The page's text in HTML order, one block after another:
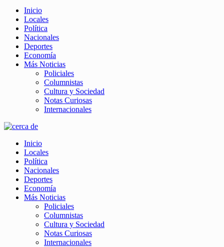
Inicio
Locales
Política
Nacionales
Deportes
Economía
Más Noticias
Policiales
Columnistas
Cultura y Sociedad
Notas Curiosas
Internacionales
Inicio
Locales
Política
Nacionales
Deportes
Economía
Más Noticias
Policiales
Columnistas
Cultura y Sociedad
Notas Curiosas
Internacionales